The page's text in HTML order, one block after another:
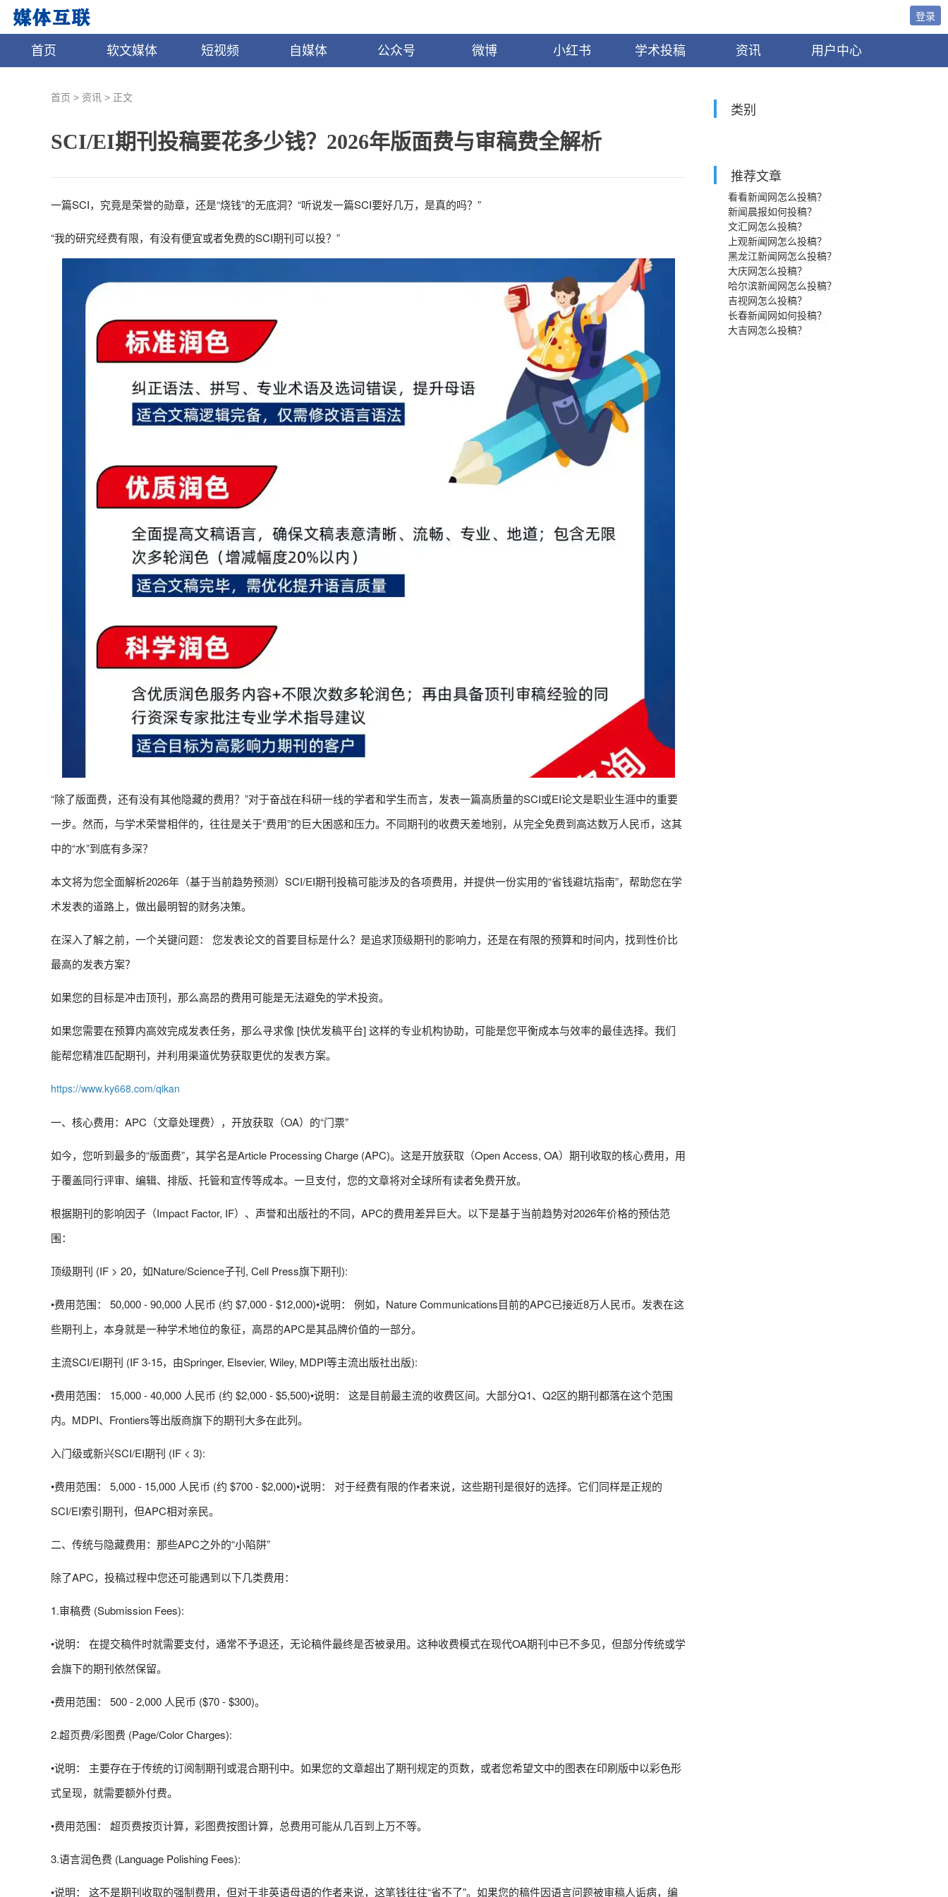
登录
首页 软文媒体 短视频 自媒体 公众号 微博 小红书 学术投稿 资讯 用户中心
首页 > 资讯 > 正文
SCI/EI期刊投稿要花多少钱？2026年版面费与审稿费全解析
一篇SCI，究竟是荣誉的勋章，还是“烧钱”的无底洞？“听说发一篇SCI要好几万，是真的吗？”
“我的研究经费有限，有没有便宜或者免费的SCI期刊可以投？”
“除了版面费，还有没有其他隐藏的费用？”对于奋战在科研一线的学者和学生而言，发表一篇高质量的SCI或EI论文是职业生涯中的重要
一步。然而，与学术荣誉相伴的，往往是关于“费用”的巨大困惑和压力。不同期刊的收费天差地别，从完全免费到高达数万人民币，这其
中的“水”到底有多深？
本文将为您全面解析2026年（基于当前趋势预测）SCI/EI期刊投稿可能涉及的各项费用，并提供一份实用的“省钱避坑指南”，帮助您在学
术发表的道路上，做出最明智的财务决策。
在深入了解之前，一个关键问题： 您发表论文的首要目标是什么？是追求顶级期刊的影响力，还是在有限的预算和时间内，找到性价比
最高的发表方案？
如果您的目标是冲击顶刊，那么高昂的费用可能是无法避免的学术投资。
如果您需要在预算内高效完成发表任务，那么寻求像 [快优发稿平台] 这样的专业机构协助，可能是您平衡成本与效率的最佳选择。我们
能帮您精准匹配期刊，并利用渠道优势获取更优的发表方案。
https://www.ky668.com/qikan
一、核心费用：APC（文章处理费），开放获取（OA）的“门票”
如今，您听到最多的“版面费”，其学名是Article Processing Charge (APC)。这是开放获取（Open Access, OA）期刊收取的核心费用，用
于覆盖同行评审、编辑、排版、托管和宣传等成本。一旦支付，您的文章将对全球所有读者免费开放。
根据期刊的影响因子（Impact Factor, IF）、声誉和出版社的不同，APC的费用差异巨大。以下是基于当前趋势对2026年价格的预估范
围：
顶级期刊 (IF > 20，如Nature/Science子刊, Cell Press旗下期刊):
•费用范围： 50,000 - 90,000 人民币 (约 $7,000 - $12,000)•说明： 例如，Nature Communications目前的APC已接近8万人民币。发表在这
些期刊上，本身就是一种学术地位的象征，高昂的APC是其品牌价值的一部分。
主流SCI/EI期刊 (IF 3-15，由Springer, Elsevier, Wiley, MDPI等主流出版社出版):
•费用范围： 15,000 - 40,000 人民币 (约 $2,000 - $5,500)•说明： 这是目前最主流的收费区间。大部分Q1、Q2区的期刊都落在这个范围
内。MDPI、Frontiers等出版商旗下的期刊大多在此列。
入门级或新兴SCI/EI期刊 (IF < 3):
•费用范围： 5,000 - 15,000 人民币 (约 $700 - $2,000)•说明： 对于经费有限的作者来说，这些期刊是很好的选择。它们同样是正规的
SCI/EI索引期刊，但APC相对亲民。
二、传统与隐藏费用：那些APC之外的“小陷阱”
除了APC，投稿过程中您还可能遇到以下几类费用：
1.审稿费 (Submission Fees):
•说明： 在提交稿件时就需要支付，通常不予退还，无论稿件最终是否被录用。这种收费模式在现代OA期刊中已不多见，但部分传统或学
会旗下的期刊依然保留。
•费用范围： 500 - 2,000 人民币 ($70 - $300)。
2.超页费/彩图费 (Page/Color Charges):
•说明： 主要存在于传统的订阅制期刊或混合期刊中。如果您的文章超出了期刊规定的页数，或者您希望文中的图表在印刷版中以彩色形
式呈现，就需要额外付费。
•费用范围： 超页费按页计算，彩图费按图计算，总费用可能从几百到上万不等。
3.语言润色费 (Language Polishing Fees):
•说明： 这不是期刊收取的强制费用，但对于非英语母语的作者来说，这笔钱往往“省不了”。如果您的稿件因语言问题被审稿人诟病，编
类别
推荐文章
看看新闻网怎么投稿？
新闻晨报如何投稿？
文汇网怎么投稿？
上观新闻网怎么投稿？
黑龙江新闻网怎么投稿？
大庆网怎么投稿？
哈尔滨新闻网怎么投稿？
吉视网怎么投稿？
长春新闻网如何投稿？
大吉网怎么投稿？